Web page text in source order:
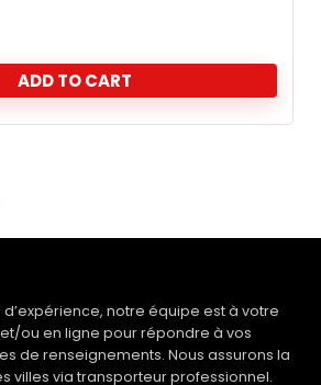
ADD TO CART
d’expérience, notre équipe est à votre
ou en ligne pour répondre à vos
de renseignements. Nous assurons la
villes via transporteur professionnel.